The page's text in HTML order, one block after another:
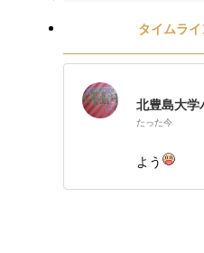
タイムライ
北豊島大学
たった今
よう